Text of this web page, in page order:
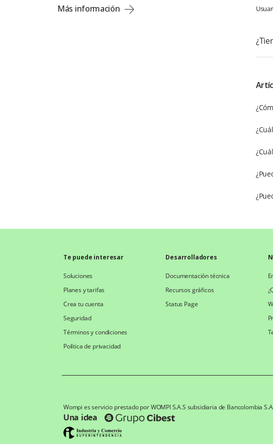
Más información
Te puede interesar
Soluciones
Planes y tarifas
Crea tu cuenta
Seguridad
Términos y condiciones
Política de privacidad
Desarrolladores
Documentación técnica
Recursos gráficos
Status Page
Wompi es servicio prestado por WOMPI S.A.S subsidiaria de Bancolombia
Una idea